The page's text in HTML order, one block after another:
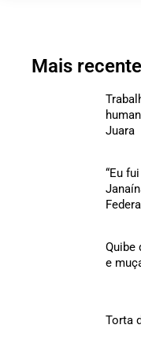
Mais
Juara
“Eu
Federal
Quibe
e
Torta